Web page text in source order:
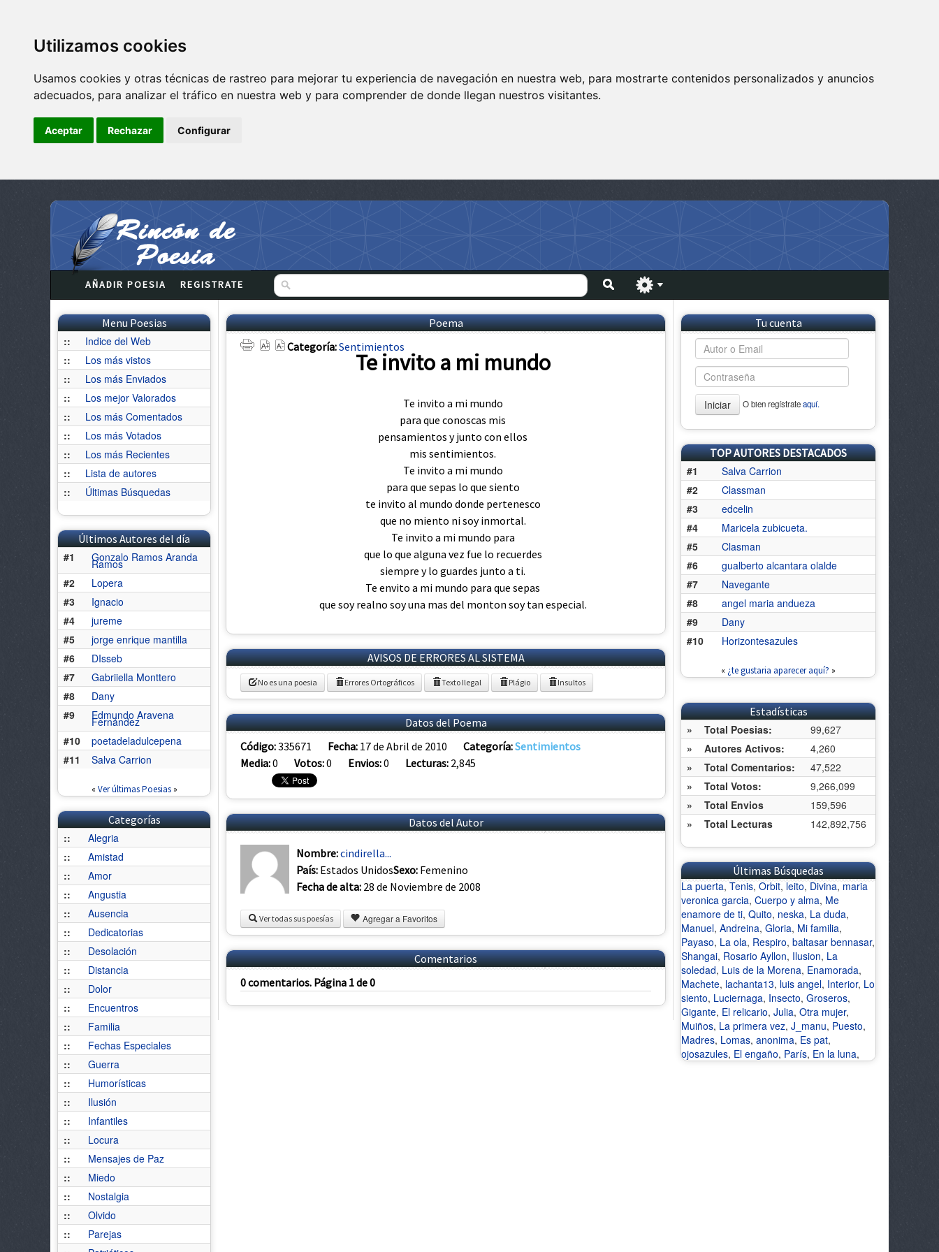
Utilizamos cookies
Usamos cookies y otras técnicas de rastreo para mejorar tu experiencia de navegación en nuestra web, para mostrarte contenidos personalizados y anuncios
adecuados, para analizar el tráfico en nuestra web y para comprender de donde llegan nuestros visitantes.
Aceptar Rechazar Configurar
AÑADIR POESIA REGISTRATE
Menu Poesias
::
Indice del Web
::
Los más vistos
::
Los más Enviados
::
Los mejor Valorados
::
Los más Comentados
::
Los más Votados
::
Los más Recientes
::
Lista de autores
::
Últimas Búsquedas
Últimos Autores del día
#1
Gonzalo Ramos Aranda
Ramos
#2
Lopera
#3
Ignacio
#4
jureme
#5
jorge enrique mantilla
#6
DIsseb
#7
Gabriiella Monttero
#8
Dany
#9
Edmundo Aravena
Fernández
#10
poetadeladulcepena
#11
Salva Carrion
« Ver últimas Poesias»
Categorías
::
Alegria
::
Amistad
::
Amor
::
Angustia
::
Ausencia
::
Dedicatorias
::
Desolación
::
Distancia
::
Dolor
::
Encuentros
::
Familia
::
Fechas Especiales
::
Guerra
::
Humorísticas
::
Ilusión
::
Infantiles
::
Locura
::
Mensajes de Paz
::
Miedo
::
Nostalgia
::
Olvido
::
Parejas
Poema
Categoría:Sentimientos
Te invito a mi mundo
Te invito a mi mundo
para que conoscas mis
pensamientos y junto con ellos
mis sentimientos.
Te invito a mi mundo
para que sepas lo que siento
te invito al mundo donde pertenesco
que no miento ni soy inmortal.
Te invito a mi mundo para
que lo que alguna vez fue lo recuerdes
siempre y lo guardes junto a ti.
Te envito a mi mundo para que sepas
que soy realno soy una mas del monton soy tan especial.
AVISOS DE ERRORES AL SISTEMA
No es una poesia Errores Ortográficos Texto Ilegal Plágio Insultos
Datos del Poema
Código:335671 Fecha: 17 de Abril de 2010 Categoría:Sentimientos
Media:0 Votos:0 Envios:0 Lecturas: 2,845
Datos del Autor
Nombre:cindirella...
País: Estados UnidosSexo: Femenino
Fecha de alta: 28 de Noviembre de 2008
Ver todas sus poesías Agregar a Favoritos
Comentarios
0 comentarios. Página 1 de 0
Tu cuenta
Iniciar O bien regístrateaquí.
TOP AUTORES DESTACADOS
#1
Salva Carrion
#2
Classman
#3
edcelin
#4
Maricela zubicueta.
#5
Clasman
#6
gualberto alcantara olalde
#7
Navegante
#8
angel maria andueza
#9
Dany
#10
Horizontesazules
« ¿te gustaria aparecer aquí? »
Estadísticas
»
Total Poesias:
99,627
»
Autores Activos:
4,260
»
Total Comentarios:
47,522
»
Total Votos:
9,266,099
»
Total Envios
159,596
»
Total Lecturas 142,892,756
Últimas Búsquedas
La puerta, Tenis, Orbit, leito, Divina, maria
veronica garcia, Cuerpo y alma, Me
enamore de ti, Quito, neska, La duda,
Manuel, Andreina, Gloria, Mi familia,
Payaso, La ola, Respiro, baltasar bennasar,
Shangai, Rosario Ayllon, Ilusion, La
soledad, Luis de la Morena, Enamorada,
Machete, lachanta13, luis angel, Interior, Lo
siento, Luciernaga, Insecto, Groseros,
Gigante, El relicario, Julia, Otra mujer,
Muiños, La primera vez, J_manu, Puesto,
Madres, Lomas, anonima, Es pat,
ojosazules, El engaño, París, En la luna,